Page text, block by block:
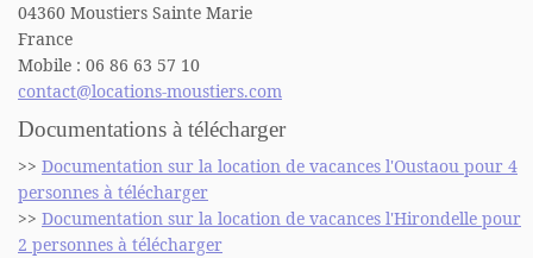
04360 Moustiers Sainte Marie
France
Mobile : 06 86 63 57 10
contact@locations-moustiers.com
Documentations à télécharger
>> Documentation sur la location de vacances l'Oustaou pour 4
personnes à télécharger
>> Documentation sur la location de vacances l'Hirondelle pour
2 personnes à télécharger